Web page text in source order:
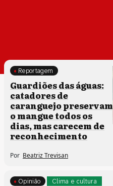
Clima e cultura
Reportagem
Guardiões das águas:
catadores de
caranguejo preservam
o mangue todos os
dias, mas carecem de
reconhecimento
Por Beatriz Trevisan
Clima e cultura
Opinião